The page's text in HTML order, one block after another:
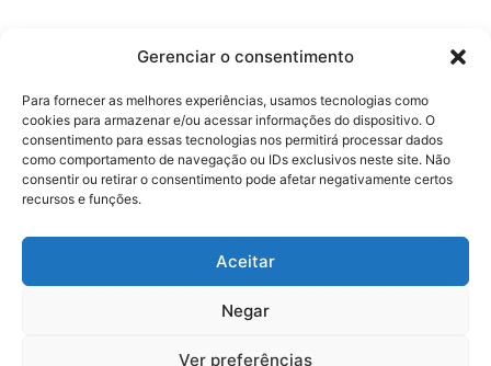
Gerenciar o consentimento
Para fornecer as melhores experiências, usamos tecnologias como
cookies para armazenar e/ou acessar informações do dispositivo. O
consentimento para essas tecnologias nos permitirá processar dados
como comportamento de navegação ou IDs exclusivos neste site. Não
consentir ou retirar o consentimento pode afetar negativamente certos
recursos e funções.
Aceitar
Negar
Ver preferências